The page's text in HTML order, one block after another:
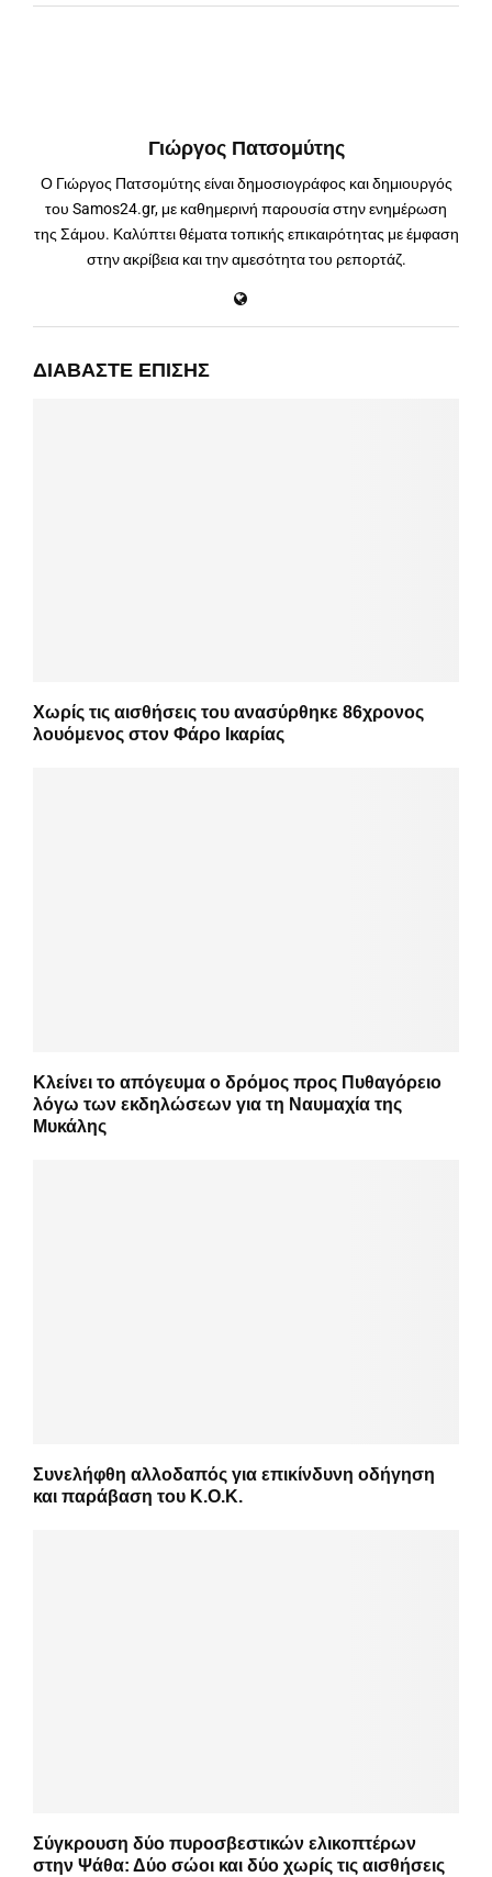
Γιώργος Πατσομύτης
Ο Γιώργος Πατσομύτης είναι δημοσιογράφος και δημιουργός
του Samos24.gr, με καθημερινή παρουσία στην ενημέρωση
της Σάμου. Καλύπτει θέματα τοπικής επικαιρότητας με έμφαση
στην ακρίβεια και την αμεσότητα του ρεπορτάζ.
ΔΙΑΒΆΣΤΕ ΕΠΊΣΗΣ
Χωρίς τις αισθήσεις του ανασύρθηκε 86χρονος
λουόμενος στον Φάρο Ικαρίας
Κλείνει το απόγευμα ο δρόμος προς Πυθαγόρειο
λόγω των εκδηλώσεων για τη Ναυμαχία της
Μυκάλης
Συνελήφθη αλλοδαπός για επικίνδυνη οδήγηση
και παράβαση του Κ.Ο.Κ.
Σύγκρουση δύο πυροσβεστικών ελικοπτέρων
στην Ψάθα: Δύο σώοι και δύο χωρίς τις αισθήσεις